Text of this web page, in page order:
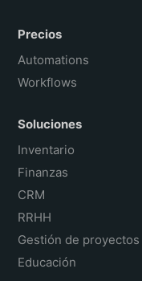
Precios
Automations
Workflows
Soluciones
Inventario
Finanzas
CRM
RRHH
Gestión de proyectos
Educación